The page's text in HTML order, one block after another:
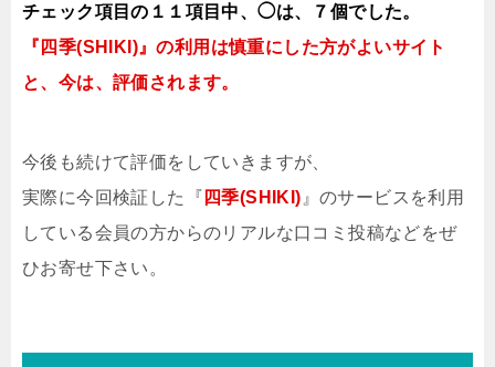
チェック項目の１１項目中、◯は、７個でした。
『四季(SHIKI)』の利用は慎重にした方がよいサイト
と、今は、評価されます。
今後も続けて評価をしていきますが、
実際に今回検証した『 四季(SHIKI) 』のサービスを利用
している会員の方からのリアルな口コミ投稿などをぜ
ひお寄せ下さい。